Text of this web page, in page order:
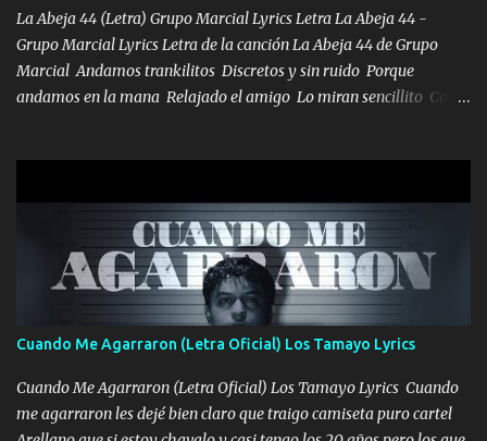
La Abeja 44 (Letra) Grupo Marcial Lyrics Letra La Abeja 44 -
Grupo Marcial Lyrics Letra de la canción La Abeja 44 de Grupo
Marcial Andamos trankilitos Discretos y sin ruido Porque
andamos en la mana Relajado el amigo Lo miran sencillito Con
coronamos Se jala los marciales Y sus guitarras ya van sonando
Un gallardo me prendo Para agarrar el vuelo y la mente y
tranquilizando Tomense un buen trago Y así es como empezamos
los versos que voy cantando (Music) A vido alta y bajas La carreta
se atora Pero nunca le aflojamos Ya me han pasado cosas Y
aunque ustedes no sepan Pero la vida es muy corta Hay que
echarle chingazos Y seguir trabajando porque nada es...
Cuando Me Agarraron (Letra Oficial) Los Tamayo Lyrics
Cuando Me Agarraron (Letra Oficial) Los Tamayo Lyrics Cuando
me agarraron les dejé bien claro que traigo camiseta puro cartel